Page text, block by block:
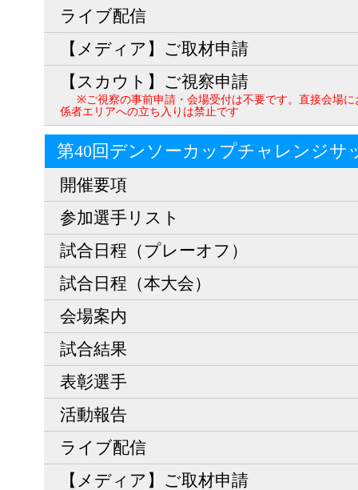
ライブ配信
【メディア】ご取材申請
【スカウト】ご視察申請
※ご視察の事前申請・会場受付は不要です。直接会場
係者エリアへの立ち入りは禁止です
第40回デンソーカップチャレンジサ
開催要項
参加選手リスト
試合日程（プレーオフ）
試合日程（本大会）
会場案内
試合結果
表彰選手
活動報告
ライブ配信
【メディア】ご取材申請